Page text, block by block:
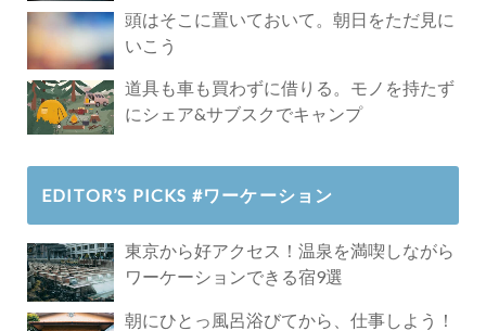
頭はそこに置いておいて。朝日をただ見に
いこう
道具も車も買わずに借りる。モノを持たず
にシェア&サブスクでキャンプ
EDITOR’S PICKS #ワーケーション
東京から好アクセス！温泉を満喫しながら
ワーケーションできる宿9選
朝にひとっ風呂浴びてから、仕事しよう！